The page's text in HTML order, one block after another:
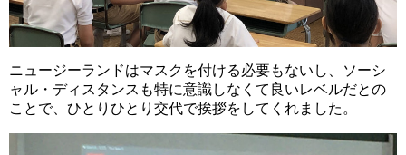
ニュージーランドはマスクを付ける必要もないし、ソーシ
ャル・ディスタンスも特に意識しなくて良いレベルだとの
ことで、ひとりひとり交代で挨拶をしてくれました。